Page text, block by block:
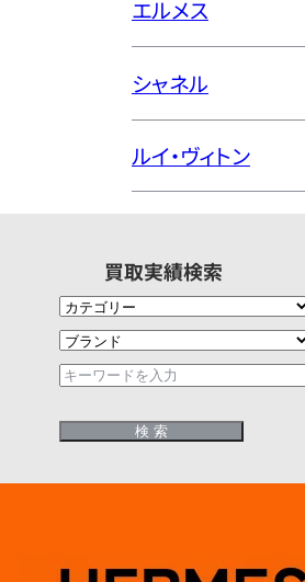
エルメス
シャネル
ルイ・ヴィトン
買取実績検索